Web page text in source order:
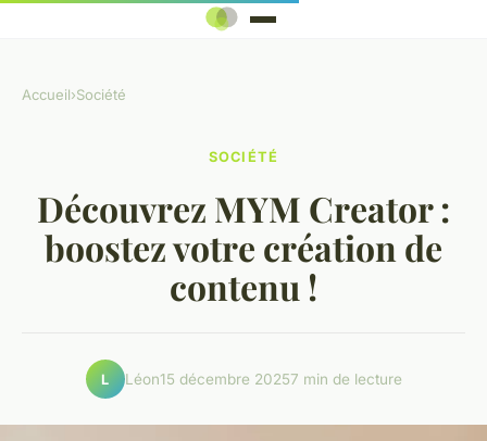
Accueil›Société
SOCIÉTÉ
Découvrez MYM Creator :
boostez votre création de
contenu !
L Léon15 décembre 20257 min de lecture